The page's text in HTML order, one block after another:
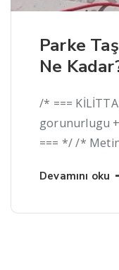
Parke
Ne
/* ===
gorunurlugu
=== */ /*
Devamını oku